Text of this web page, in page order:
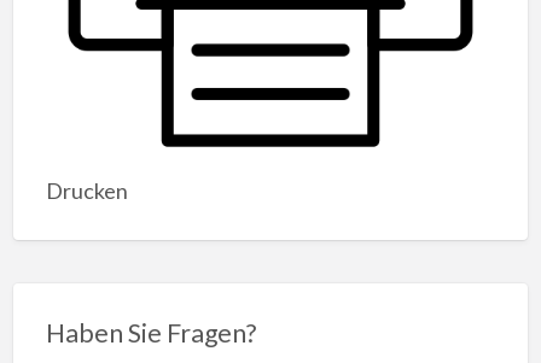
Drucken
Haben Sie Fragen?